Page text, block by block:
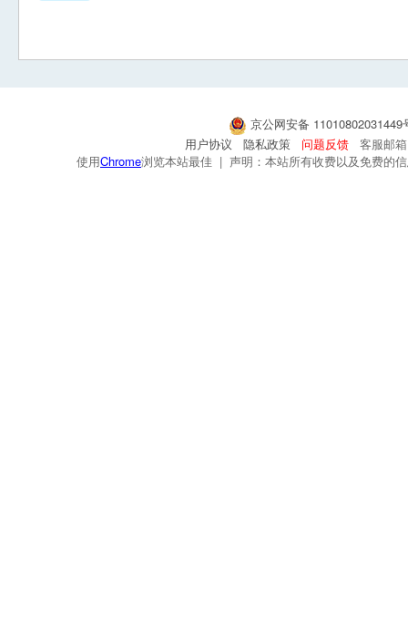
京公网安备
用户协议
隐私政策 问题反馈
客服邮
使用Chrome浏览本站最佳 | 声明：本站所有收费以及免费的